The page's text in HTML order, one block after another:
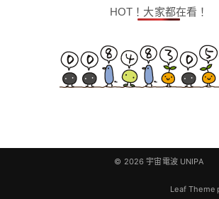
HOT！大家都在看！
© 2026宇宙電波 UNIPA
Leaf Theme